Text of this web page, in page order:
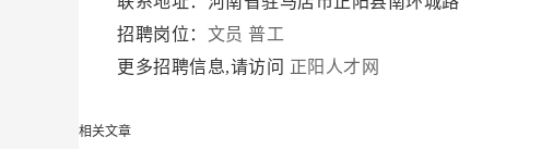
招聘岗位： 文员 普工
更多招聘信息,请访问 正阳人才网
相关文章